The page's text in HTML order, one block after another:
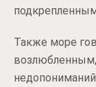
Также море